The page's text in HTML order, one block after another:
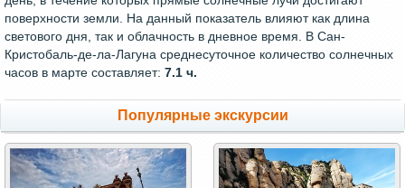
поверхности земли. На данный показатель влияют как длина
светового дня, так и облачность в дневное время. В Сан-
Кристобаль-де-ла-Лагуна среднесуточное количество солнечных
часов в марте составляет: 7.1 ч.
Популярные экскурсии